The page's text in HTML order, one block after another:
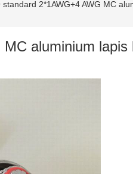
standard 2*1AWG+4 AWG MC
aluminium lapis